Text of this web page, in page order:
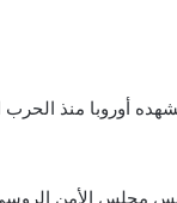
أوروبا منذ الحرب
مجلس الأمن